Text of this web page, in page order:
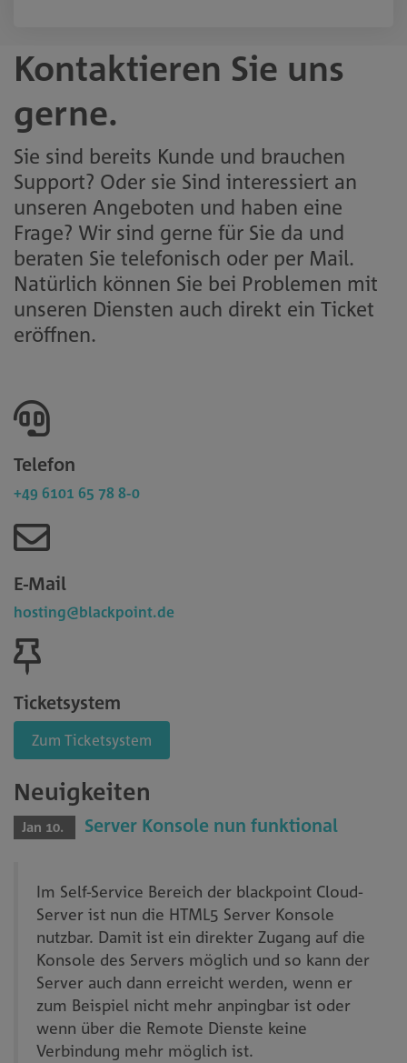
Kontaktieren Sie uns
gerne.
Sie sind bereits Kunde und brauchen
Support? Oder sie Sind interessiert an
unseren Angeboten und haben eine
Frage? Wir sind gerne für Sie da und
beraten Sie telefonisch oder per Mail.
Natürlich können Sie bei Problemen mit
unseren Diensten auch direkt ein Ticket
eröffnen.
Telefon
+49 6101 65 78 8-0
E-Mail
hosting@blackpoint.de
Ticketsystem
Zum Ticketsystem
Neuigkeiten
Jan 10. Server Konsole nun funktional
Im Self-Service Bereich der blackpoint Cloud-
Server ist nun die HTML5 Server Konsole
nutzbar. Damit ist ein direkter Zugang auf die
Konsole des Servers möglich und so kann der
Server auch dann erreicht werden, wenn er
zum Beispiel nicht mehr anpingbar ist oder
wenn über die Remote Dienste keine
Verbindung mehr möglich ist.